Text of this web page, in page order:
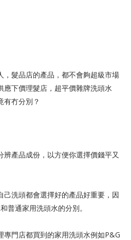
，髮品店的產品，都不會夠超級市場
應下價理髮店，超平價雜牌洗頭水
有冇分別？
產品成份，以方便你選擇價錢平又
己洗頭都會選擇好的產品好重要，因
普通家用洗頭水的分別。
專門店都買到的家用洗頭水例如P&G